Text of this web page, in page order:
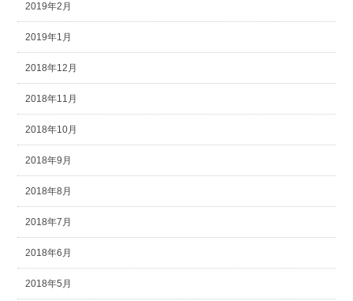
2019年2月
2019年1月
2018年12月
2018年11月
2018年10月
2018年9月
2018年8月
2018年7月
2018年6月
2018年5月